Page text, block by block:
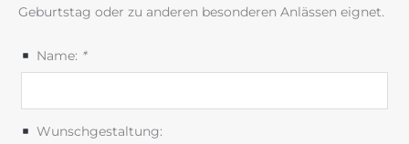
Geburtstag oder zu anderen besonderen Anlässen eignet.
Name: *
Wunschgestaltung: